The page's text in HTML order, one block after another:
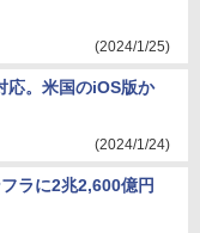
(2024/1/25)
。米国のiOS版か
(2024/1/24)
ラに2兆2,600億円